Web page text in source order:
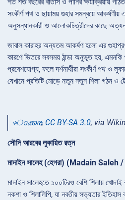
সংকীর্ণ পথ ও ছায়াময় গুহার সমন্বয়ে আকর্ষণীয়
অনুসন্ধানকারী ও আলোকচিত্রীদের কাছে
জাবাল কারাহর অন্যতম আকর্ষণ হলো এর
কারণে ভিতরে সবসময় ঠান্ডা অনুভূত হয়,
প্রবেশযোগ্য, ফলে দর্শনার্থীরা সংকীর্ণ পথ ও
যেখানে প্রতিটি মোড়ে নতুন নতুন শিলা গঠন ও
কാക്കര, CC BY-SA 3.0, via
সৌদি আরবের লুকায়িত রত্ন
মাদাইন সালেহ (হেগরা) (Madain
মাদাইন সালেহতে ১০০টিরও বেশি শিলায় খোদাই
নকশা ও শিলালিপি, যা নবতীয় সভ্যতার